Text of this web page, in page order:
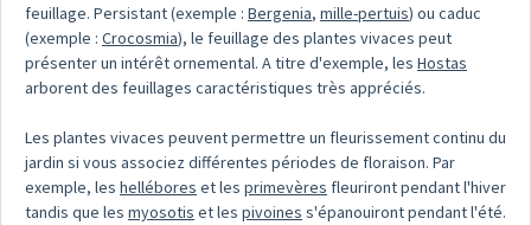
feuillage. Persistant (exemple : Bergenia, mille-pertuis) ou caduc
(exemple : Crocosmia), le feuillage des plantes vivaces peut
présenter un intérêt ornemental. A titre d'exemple, les Hostas
arborent des feuillages caractéristiques très appréciés.
Les plantes vivaces peuvent permettre un fleurissement continu du
jardin si vous associez différentes périodes de floraison. Par
exemple, les hellébores et les primevères fleuriront pendant l'hiver
tandis que les myosotis et les pivoines s'épanouiront pendant l'été.